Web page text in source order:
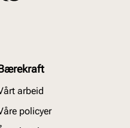
arbeid
policyer